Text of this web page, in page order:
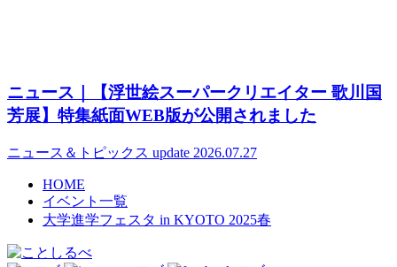
ニュース｜【浮世絵スーパークリエイター 歌川国
芳展】特集紙面WEB版が公開されました
ニュース＆トピックス update 2026.07.27
HOME
イベント一覧
大学進学フェスタ in KYOTO 2025春